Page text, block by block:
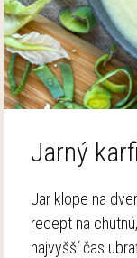
Jarný
Jar klope na
recept na
najvyšší čas